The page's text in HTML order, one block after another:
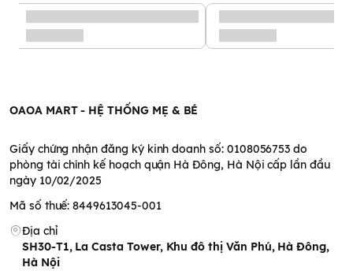
OAOA MART - HỆ THỐNG MẸ & BÉ
Giấy chứng nhận đăng ký kinh doanh số: 0108056753 do
phòng tài chính kế hoạch quận Hà Đông, Hà Nội cấp lần đầu
ngày 10/02/2025
Mã số thuế: 8449613045-001
Địa chỉ
SH30-T1, La Casta Tower, Khu đô thị Văn Phú, Hà Đông,
Hà Nội